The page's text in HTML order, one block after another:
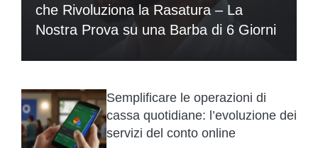
che Rivoluziona la Rasatura – La
Nostra Prova su una Barba di 6 Giorni
Semplificare le operazioni di
cassa quotidiane: l’evoluzione dei
servizi del conto online